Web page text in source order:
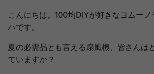
こんにちは。100均DIYが好きなヨムー
ハです。
夏の必需品とも言える扇風機、皆さんは
ていますか？